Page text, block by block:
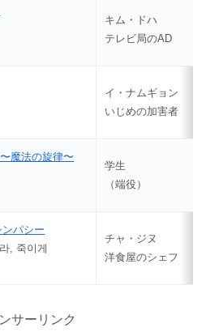
キム・ドハ
テレビ局のAD
イ・ナムギョン
いじめの加害者
魔法の旋律〜
学生
（端役）
パシー
, 죽이게
チャ・ジヌ
洋食屋のシェフ
サーリンク